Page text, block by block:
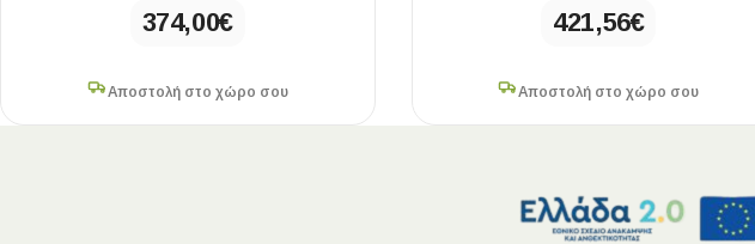
374,00€
Αποστολή στο χώρο σου
421,56€
Αποστολή στο χώρο σου